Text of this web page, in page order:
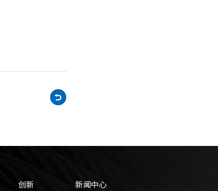
创新 新闻中心